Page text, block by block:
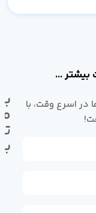
بیشتر ...
در اسرع وقت، با
با